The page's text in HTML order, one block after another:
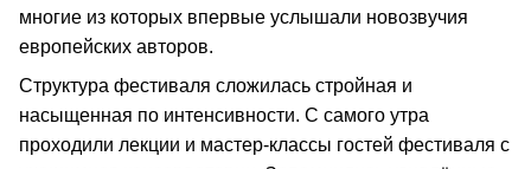
многие из которых впервые услышали новозвучия
европейских авторов.
Структура фестиваля сложилась стройная и
насыщенная по интенсивности. С самого утра
проходили лекции и мастер-классы гостей фестиваля с